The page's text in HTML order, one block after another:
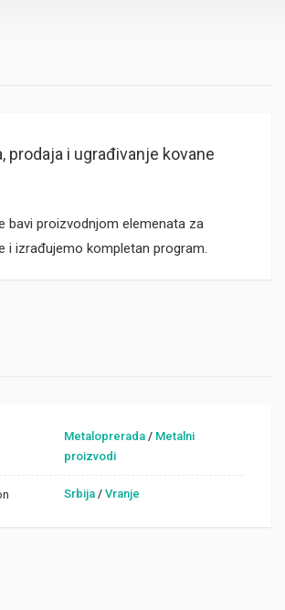
prodaja i ugrađivanje kovane
bavi proizvodnjom elemenata za
i izrađujemo kompletan program.
Metaloprerada / Metalni
proizvodi
Srbija /Vranje